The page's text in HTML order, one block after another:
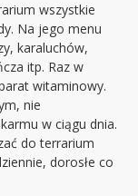
wszystkie
Na jego menu
karaluchów,
itp. Raz w
witaminowy.
nie
w ciągu dnia.
do terrarium
dorosłe co